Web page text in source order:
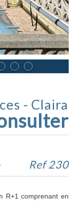
- Claira
Ref 230
R+1 comprenant en